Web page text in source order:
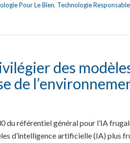
Pour Le Bien, Technologie Responsable
des
de
du référentiel général pour l’IA
d’intelligence artificielle (IA) plus